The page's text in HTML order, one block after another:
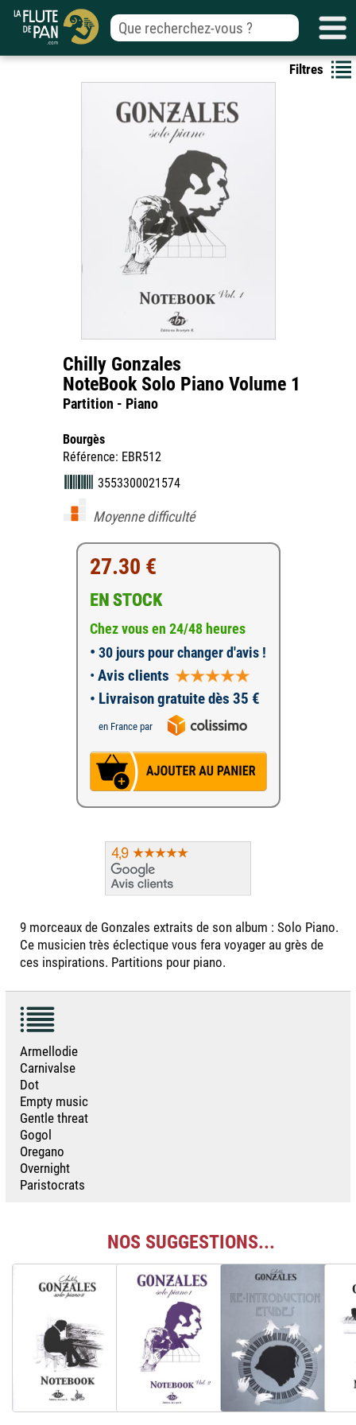
Filtres
Chilly Gonzales
NoteBook Solo Piano Volume 1
Partition - Piano
Bourgès
Référence: EBR512
3553300021574
Moyenne difficulté
27.30 €
EN STOCK
Chez vous en 24/48 heures
• 30 jours pour changer d'avis !
• Avis clients
• Livraison gratuite dès 35 €
en France par
9 morceaux de Gonzales extraits de son album : Solo Piano.
Ce musicien très éclectique vous fera voyager au grès de
ces inspirations. Partitions pour piano.
Armellodie
Carnivalse
Dot
Empty music
Gentle threat
Gogol
Oregano
Overnight
Paristocrats
NOS SUGGESTIONS...